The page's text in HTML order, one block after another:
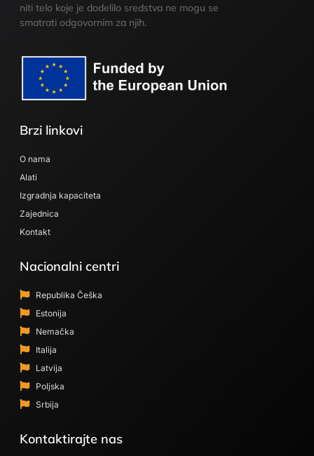
niti telo koje je dodelilo sredstva ne mogu se
smatrati odgovornim za njih.
Brzi linkovi
O nama
Alati
Izgradnja kapaciteta
Zajednica
Kontakt
Nacionalni centri
Republika Češka
Estonija
Nemačka
Italija
Latvija
Poljska
Srbija
Kontaktirajte nas